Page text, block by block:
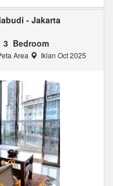
- Jakarta
3 Bedroom
Area Iklan Oct 2025